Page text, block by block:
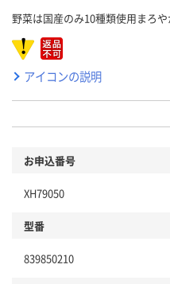
野菜は国産のみ10種類使用まろ
アイコンの説明
お申込番号
XH79050
型番
839850210